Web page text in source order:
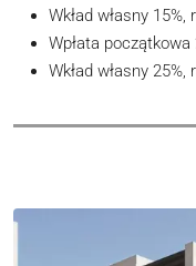
Wkład własny
Wpłata początkowa
Wkład własny